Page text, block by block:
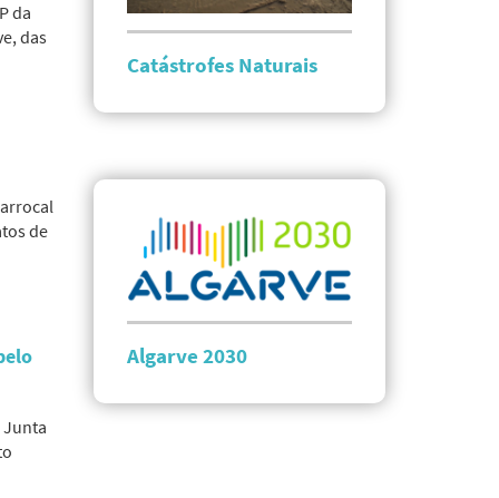
da
das
de
Junta
Catástrofes Naturais
Algarve 2030